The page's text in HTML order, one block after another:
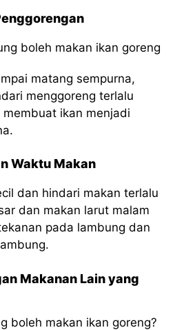
matang sempurna,
menggoreng terlalu
ikan menjadi
Waktu Makan
dan hindari makan terlalu
dan makan larut malam
pada lambung dan
Makanan Lain yang
boleh makan ikan goreng?